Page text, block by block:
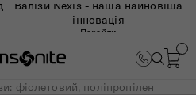
Валізи Nexis - наша найновіша
інновація
Перейти
фіолетовий, поліпропілен